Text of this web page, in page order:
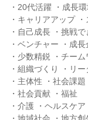
・20代活躍 ・成長
・キャリアアップ
・自己成長 ・挑戦
・ベンチャー ・成長
・少数精鋭 ・チーム
・組織づくり ・リ
・主体性 ・社会課題
・社会貢献 ・福祉
・介護 ・ヘルスケア